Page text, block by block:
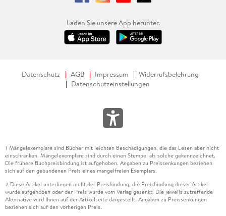
Laden Sie unsere App herunter.
Datenschutz AGB Impressum
Widerrufsbelehrung
Datenschutzeinstellungen
1 Mängelexemplare sind Bücher mit leichten Beschädigungen, die das Lesen aber nicht
einschränken. Mängelexemplare sind durch einen Stempel als solche gekennzeichnet.
Die frühere Buchpreisbindung ist aufgehoben. Angaben zu Preissenkungen beziehen
sich auf den gebundenen Preis eines mangelfreien Exemplars.
2 Diese Artikel unterliegen nicht der Preisbindung, die Preisbindung dieser Artikel
wurde aufgehoben oder der Preis wurde vom Verlag gesenkt. Die jeweils zutreffende
Alternative wird Ihnen auf der Artikelseite dargestellt. Angaben zu Preissenkungen
beziehen sich auf den vorherigen Preis.